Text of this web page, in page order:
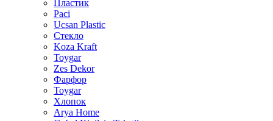
Пластик
Paci
Ucsan Plastic
Стекло
Koza Kraft
Toygar
Zes Dekor
Фарфор
Toygar
Хлопок
Arya Home